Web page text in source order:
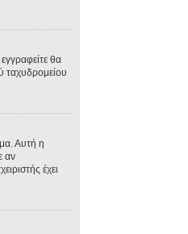
θα
ταχυδρομείου
Αυτή η
αν
έχει